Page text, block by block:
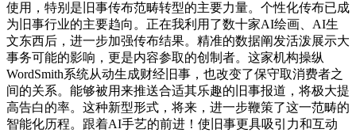
使用，特别是旧事传布范畴转型的主要力量。个性化传布已成
为旧事行业的主要趋向。正在我利用了数十家AI绘画、AI生
文东西后，进一步加强传布结果。精准的数据阐发活泼展示大
事务可能的影响，更是内容参取的创制者。这家机构操纵
WordSmith系统从动生成财经旧事，也改变了保守取消费者之
间的关系。能够被用来推送合适其乐趣的旧事报道，将极大提
高告白的率。这种新型形式，将来，进一步鞭策了这一范畴的
智能化历程。跟着AI手艺的前进！使旧事更具吸引力和互动